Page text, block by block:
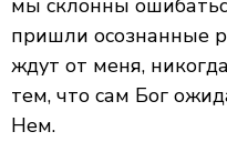
мы склонны
пришли осознанные
ждут от меня,
тем, что сам Бог
Нем.